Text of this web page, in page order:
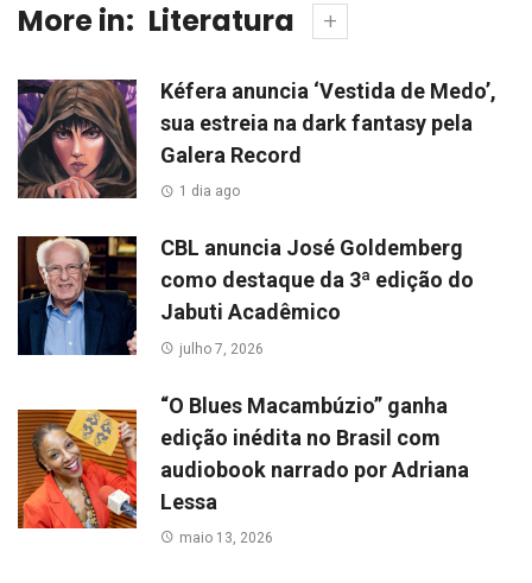
More in: Literatura
Kéfera anuncia ‘Vestida de Medo’,
sua estreia na dark fantasy pela
Galera Record
1 dia ago
CBL anuncia José Goldemberg
como destaque da 3ª edição do
Jabuti Acadêmico
julho 7, 2026
“O Blues Macambúzio” ganha
edição inédita no Brasil com
audiobook narrado por Adriana
Lessa
maio 13, 2026